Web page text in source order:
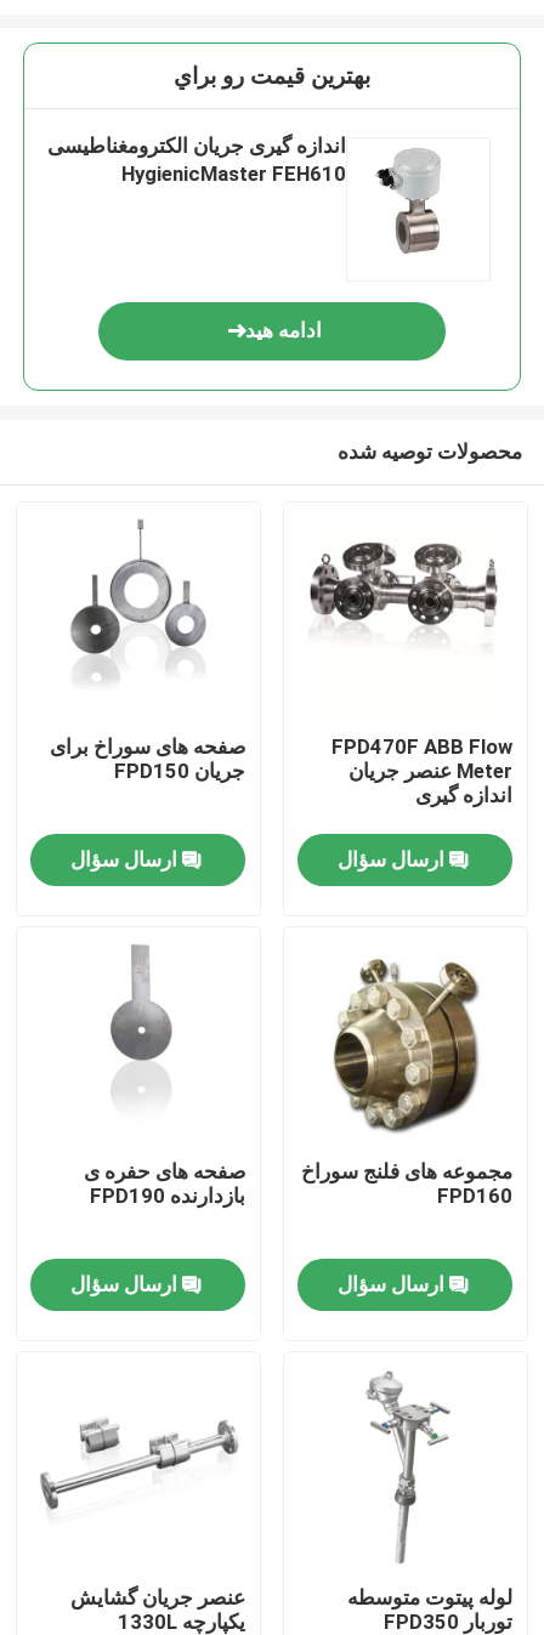
محصولات
فیلم های
دربارهی ما
کنترل کیفیت
درخواست نقل قول
ژنراتور گاز PSA
ژنراتور اکسیژن PSA
بهترين قيمت رو براي
اندازه گیری جریان الکترومغناطیسی
HygienicMaster FEH610
ادامه هید
محصولات توصیه شده
FPD470F ABB Flow
Meter عنصر جریان
اندازه گیری
ارسال سؤال
صفحه های سوراخ برای
جریان FPD150
ارسال سؤال
مجموعه های فلنج سوراخ
FPD160
ارسال سؤال
صفحه های حفره ی
بازدارنده FPD190
ارسال سؤال
لوله پیتوت متوسطه
توربار FPD350
عنصر جریان گشایش
یکپارچه 1330L